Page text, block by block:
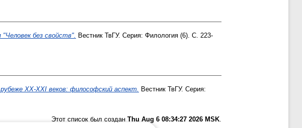
без свойств". Вестник ТвГУ. Серия: Филология (6). С. 223-
XX-XXI веков: философский аспект.
Вестник ТвГУ. Серия:
Этот список был создан Thu Aug 6 08:34:27 2026 MSK